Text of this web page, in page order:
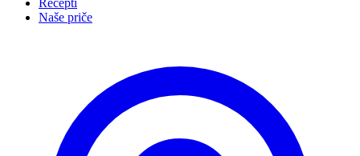
Recepti
Naše priče